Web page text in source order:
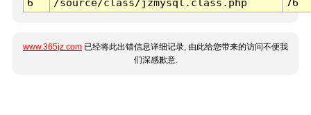
6
/source/class/jzmysql.class.php 76
www.365jz.com 已经将此出错信息详细记录, 由此给您带来的访问不便我
们深感歉意.